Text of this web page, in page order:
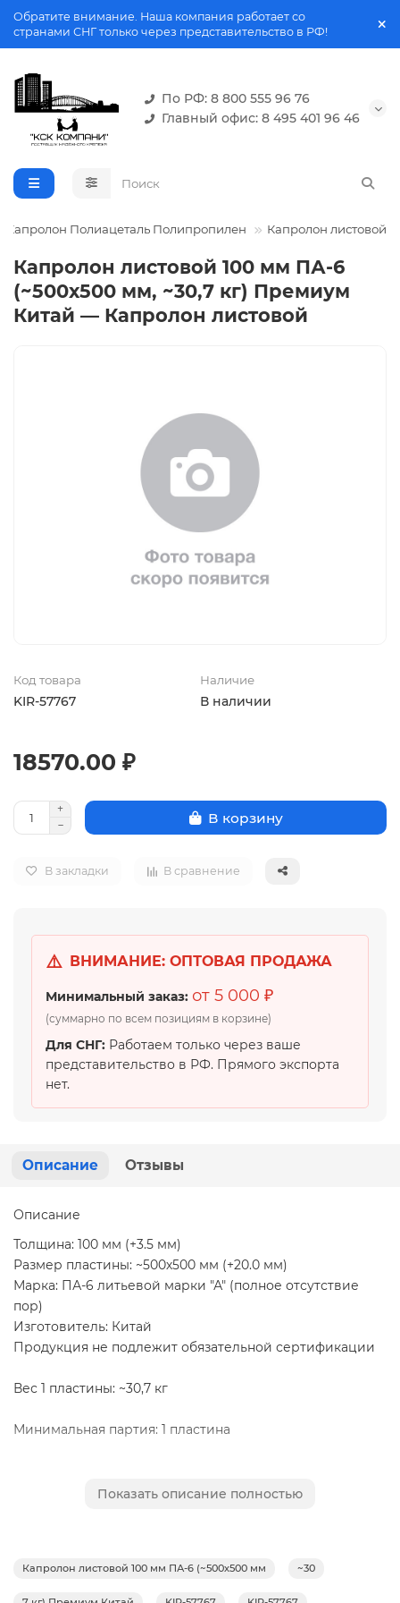
Обратите внимание. Наша компания работает со
странами СНГ только через представительство в РФ!
По РФ: 8 800 555 96 76
Главный офис: 8 495 401 96 46
Капролон Полиацеталь Полипропилен Капролон листовой
Капролон листовой 100 мм ПА-6
(~500х500 мм, ~30,7 кг) Премиум
Китай — Капролон листовой
Код товара
KIR-57767
Наличие
В наличии
18570.00 ₽
В корзину
В закладки В сравнение
⚠️ ВНИМАНИЕ: ОПТОВАЯ ПРОДАЖА
Минимальный заказ: от 5 000 ₽
(суммарно по всем позициям в корзине)
Для СНГ: Работаем только через ваше
представительство в РФ. Прямого экспорта
нет.
Описание Отзывы
Описание
Толщина: 100 мм (+3.5 мм)
Размер пластины: ~500х500 мм (+20.0 мм)
Марка: ПА-6 литьевой марки "А" (полное отсутствие
пор)
Изготовитель: Китай
Продукция не подлежит обязательной сертификации
Вес 1 пластины: ~30,7 кг
Минимальная партия: 1 пластина
пластины, используется для изготовления путём
контактирующие с пищевыми продуктами), для
изготовления подшипников скольжения, втулок,
Показать описание полностью
Капролон листовой 100 мм ПА-6 (~500х500 мм ~30